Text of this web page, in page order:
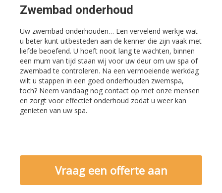
Zwembad onderhoud
Uw zwembad onderhouden… Een vervelend werkje wat
u beter kunt uitbesteden aan de kenner die zijn vaak met
liefde beoefend. U hoeft nooit lang te wachten, binnen
een mum van tijd staan wij voor uw deur om uw spa of
zwembad te controleren. Na een vermoeiende werkdag
wilt u stappen in een goed onderhouden zwemspa,
toch? Neem vandaag nog contact op met onze mensen
en zorgt voor effectief onderhoud zodat u weer kan
genieten van uw spa.
Vraag een offerte aan